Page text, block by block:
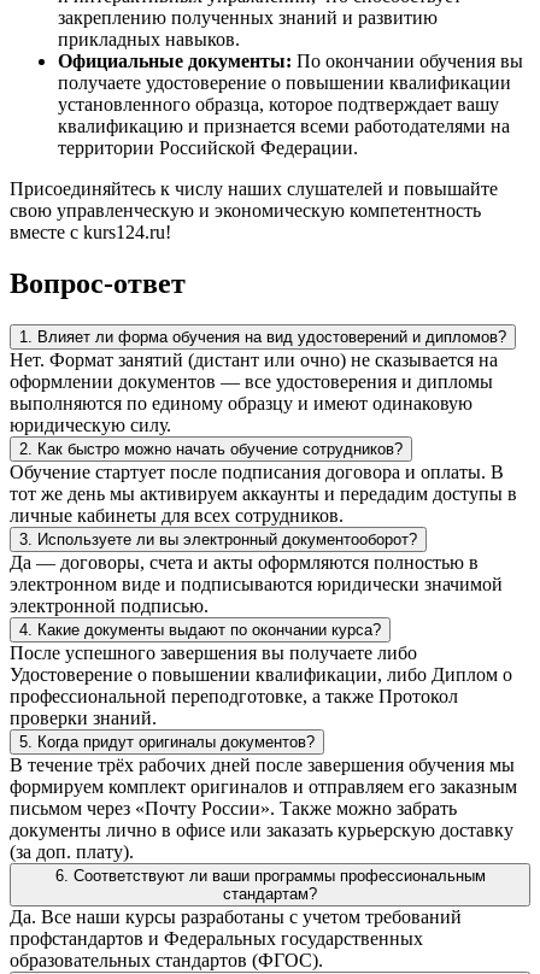
закреплению полученных знаний и развитию
прикладных навыков.
Официальные документы: По окончании обучения вы
получаете удостоверение о повышении квалификации
установленного образца, которое подтверждает вашу
квалификацию и признается всеми работодателями на
территории Российской Федерации.
Присоединяйтесь к числу наших слушателей и повышайте
свою управленческую и экономическую компетентность
вместе с kurs124.ru!
Вопрос-ответ
1. Влияет ли форма обучения на вид удостоверений и дипломов?
Нет. Формат занятий (дистант или очно) не сказывается на
оформлении документов — все удостоверения и дипломы
выполняются по единому образцу и имеют одинаковую
юридическую силу.
2. Как быстро можно начать обучение сотрудников?
Обучение стартует после подписания договора и оплаты. В
тот же день мы активируем аккаунты и передадим доступы в
личные кабинеты для всех сотрудников.
3. Используете ли вы электронный документооборот?
Да — договоры, счета и акты оформляются полностью в
электронном виде и подписываются юридически значимой
электронной подписью.
4. Какие документы выдают по окончании курса?
После успешного завершения вы получаете либо
Удостоверение о повышении квалификации, либо Диплом о
профессиональной переподготовке, а также Протокол
проверки знаний.
5. Когда придут оригиналы документов?
В течение трёх рабочих дней после завершения обучения мы
формируем комплект оригиналов и отправляем его заказным
письмом через «Почту России». Также можно забрать
документы лично в офисе или заказать курьерскую доставку
(за доп. плату).
6. Соответствуют ли ваши программы профессиональным
стандартам?
Да. Все наши курсы разработаны с учетом требований
профстандартов и Федеральных государственных
образовательных стандартов (ФГОС).